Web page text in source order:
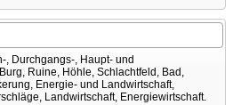
, Durchgangs-, Haupt- und
Ruine, Höhle, Schlachtfeld, Bad,
Energie- und Landwirtschaft,
Landwirtschaft, Energiewirtschaft.